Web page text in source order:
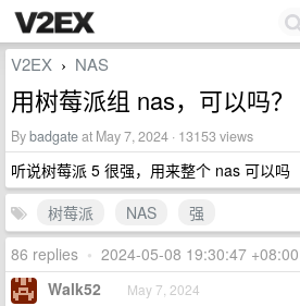
V2EX › NAS
用树莓派组 nas，可以吗？
Bybadgateat May 7, 2024 · 13153 views
听说树莓派 5 很强，用来整个 nas 可以吗
树莓派
NAS
强
86 replies • 2024-05-08 19:30:47 +08:00
Walk52 May 7, 2024